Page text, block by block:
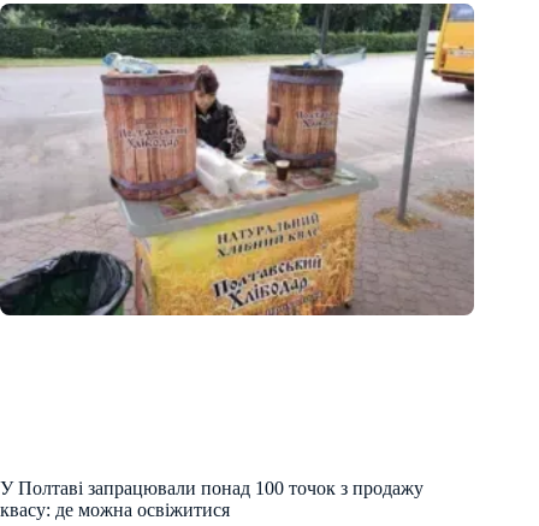
У Полтаві запрацювали понад 100 точок з продажу
квасу: де можна освіжитися